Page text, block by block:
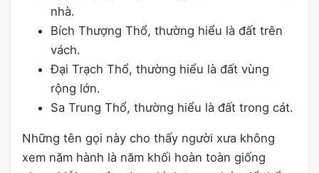
nhà.
Bích Thượng Thổ, thường hiểu là đất trên
vách.
Đại Trạch Thổ, thường hiểu là đất vùng
rộng lớn.
Sa Trung Thổ, thường hiểu là đất trong cát.
Những tên gọi này cho thấy người xưa không
xem năm hành là năm khối hoàn toàn giống